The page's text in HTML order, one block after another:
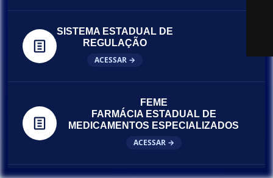
SISTEMA ESTADUAL DE
REGULAÇÃO
ACESSAR →
FEME
FARMÁCIA ESTADUAL DE
MEDICAMENTOS ESPECIALIZADOS
ACESSAR →